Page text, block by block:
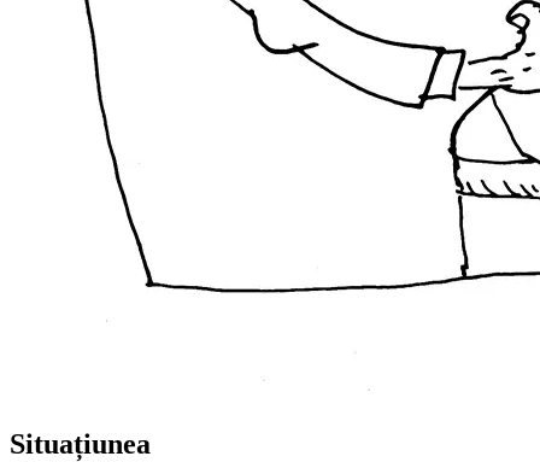
Situațiunea